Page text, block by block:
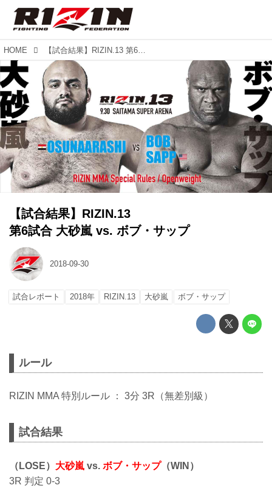
HOME 【試合結果】RIZIN.13 第6試合 大砂嵐 vs. ボブ・サップ
【試合結果】RIZIN.13
第6試合 大砂嵐 vs. ボブ・サップ
2018-09-30
試合レポート 2018年 RIZIN.13 大砂嵐 ボブ・サップ
ルール
RIZIN MMA 特別ルール ： 3分 3R（無差別級）
試合結果
（LOSE） 大砂嵐 vs. ボブ・サップ（WIN）
3R 判定 0-3